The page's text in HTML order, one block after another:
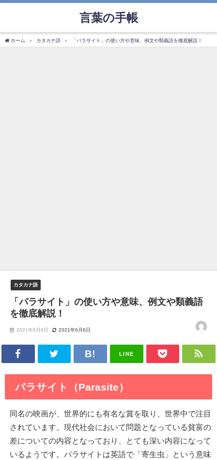
言葉の手帳
ホーム カタカナ語 「パラサイト」の使い方や意味、例文や類義語を徹底解説！
カタカナ語
「パラサイト」の使い方や意味、例文や類義語
を徹底解説！
2021年6月6日 2021年6月6日
LINE
パラサイト（Parasite）
同名の映画が、世界的にも有名な賞を取り、世界中で注目
されています。現代社会において問題となっている貧富の
差についての内容となっており、とても深い内容になって
いるようです。パラサイトは英語で「寄生虫」という意味